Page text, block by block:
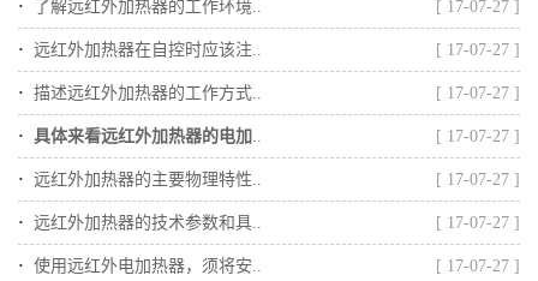
· 了解远红外加热器的工作环境.. [ 17-07-27 ]
· 远红外加热器在自控时应该注.. [ 17-07-27 ]
· 描述远红外加热器的工作方式.. [ 17-07-27 ]
· 具体来看远红外加热器的电加 .. [ 17-07-27 ]
· 远红外加热器的主要物理特性.. [ 17-07-27 ]
· 远红外加热器的技术参数和具.. [ 17-07-27 ]
· 使用远红外电加热器，须将安.. [ 17-07-27 ]